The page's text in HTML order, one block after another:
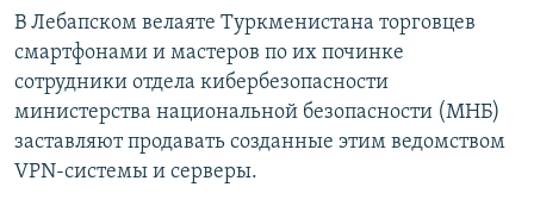
В Лебапском велаяте Туркменистана торговцев
смартфонами и мастеров по их починке
сотрудники отдела кибербезопасности
министерства национальной безопасности (МНБ)
заставляют продавать созданные этим ведомством
VPN-системы и серверы.